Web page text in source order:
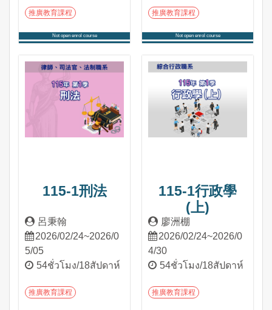
推廣教育課程
Not open enrol course
推廣教育課程
Not open enrol course
115-1刑法
呂秉翰
2026/02/24~2026/0
5/05
54ชั่วโมง/18สัปดาห์
推廣教育課程
115-1行政學
(上)
廖洲棚
2026/02/24~2026/0
4/30
54ชั่วโมง/18สัปดาห์
推廣教育課程